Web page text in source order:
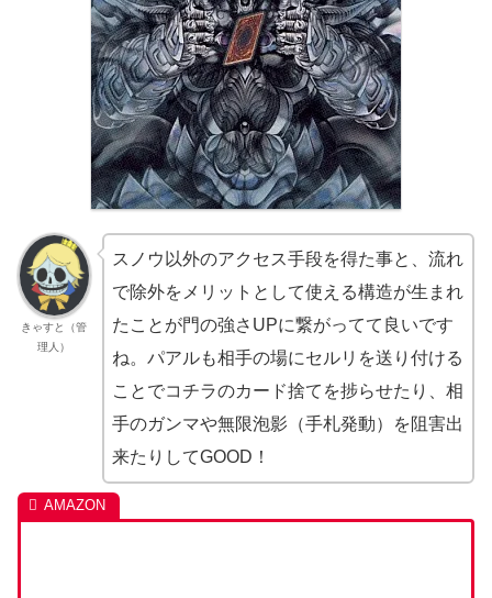
きゃすと（管
理人）
スノウ以外のアクセス手段を得た事と、流れ
で除外をメリットとして使える構造が生まれ
たことが門の強さUPに繋がってて良いです
ね。パアルも相手の場にセルリを送り付ける
ことでコチラのカード捨てを捗らせたり、相
手のガンマや無限泡影（手札発動）を阻害出
来たりしてGOOD！